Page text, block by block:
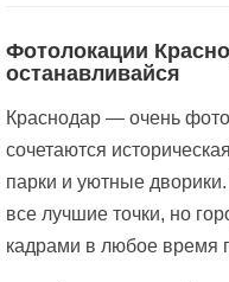
Фотолокации
останавливайся
Краснодар — очень
сочетаются
парки и уютные
все лучшие точки, но
кадрами в любое время